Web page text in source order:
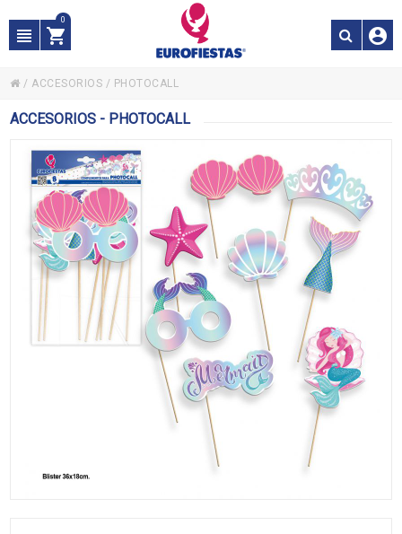
0
/ ACCESORIOS / PHOTOCALL
ACCESORIOS - PHOTOCALL